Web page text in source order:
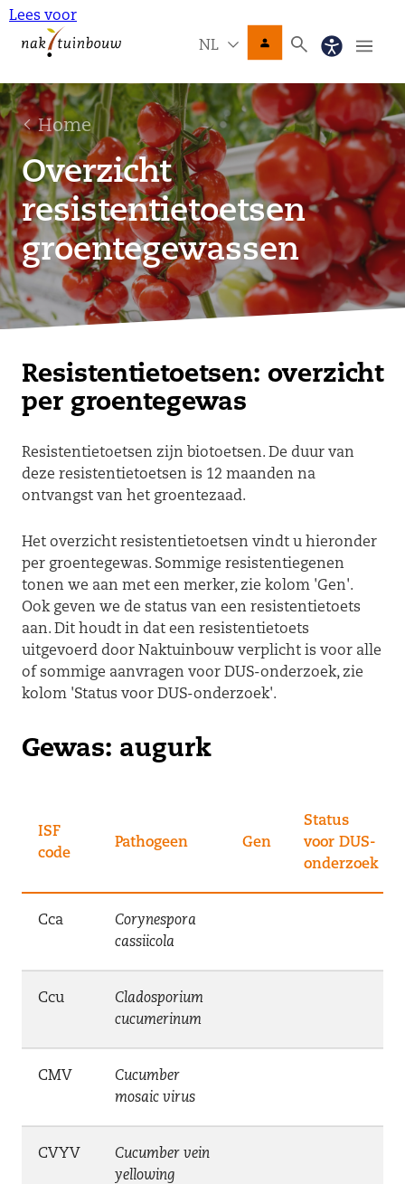
Lees voor
NL
Home
Overzicht
resistentietoetsen
groentegewassen
Resistentietoetsen: overzicht
per groentegewas
Resistentietoetsen zijn biotoetsen. De duur van
deze resistentietoetsen is 12 maanden na
ontvangst van het groentezaad.
Het overzicht resistentietoetsen vindt u hieronder
per groentegewas. Sommige resistentiegenen
tonen we aan met een merker, zie kolom 'Gen'.
Ook geven we de status van een resistentietoets
aan. Dit houdt in dat een resistentietoets
uitgevoerd door Naktuinbouw verplicht is voor alle
of sommige aanvragen voor DUS-onderzoek, zie
kolom 'Status voor DUS-onderzoek'.
Gewas: augurk
ISF
code
Pathogeen Gen
Status
voor DUS-
onderzoek
Cca
Corynespora
cassiicola
Ccu
Cladosporium
cucumerinum
CMV
Cucumber
mosaic virus
CVYV
Cucumber vein
yellowing